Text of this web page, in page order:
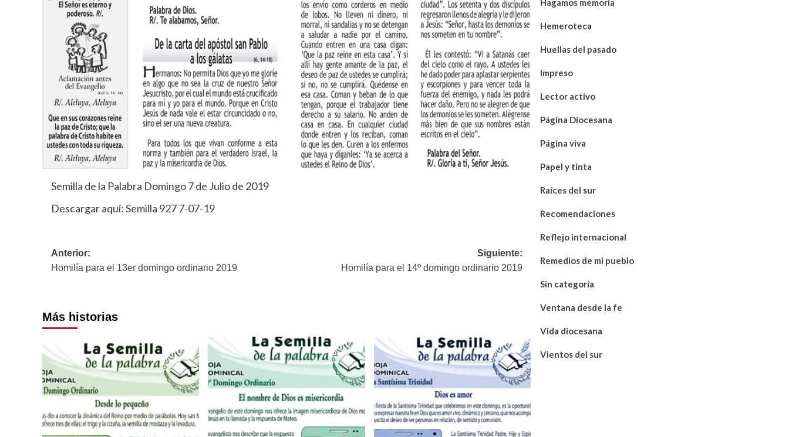
Semilla de la Palabra Domingo 7 de Julio de 2019
Descargar aquí:Semilla 927 7-07-19
Navegación
de
Anterior:
Homilía para el 13er domingo ordinario 2019
Siguiente:
Homilía para el 14º domingo ordinario 2019
Más historias
Hagamos memoria
Hemeroteca
Huellas del pasado
Impreso
Lector activo
Página Diocesana
Página viva
Papel y tinta
Raíces del sur
Recomendaciones
Reflejo internacional
Remedios de mi pueblo
Sin categoría
Ventana desde la fe
Vida diocesana
Vientos del sur